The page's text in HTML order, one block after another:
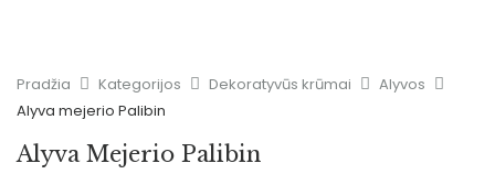
Pradžia Kategorijos Dekoratyvūs krūmai
Alyvos
Alyva mejerio Palibin
Alyva Mejerio Palibin